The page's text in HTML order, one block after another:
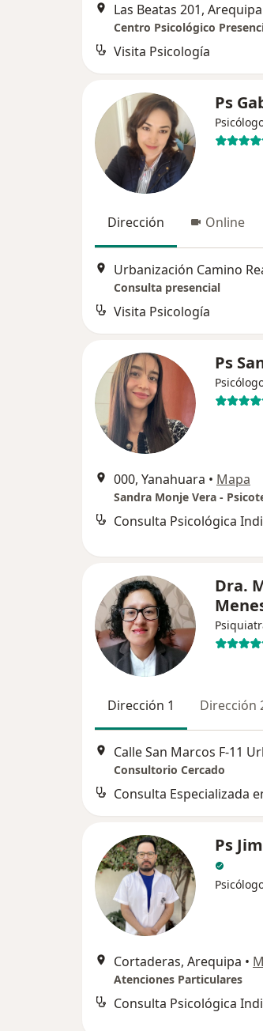
Las Beatas 201, Arequipa
Centro Psicológico
Visita Psicología
Ps
Dirección Online
Consulta presencial
Visita Psicología
Ps
000, Yanahuara • Mapa
Sandra Monje Vera -
Consulta Psicológica
Dra.
Dirección 1 Dirección
Calle San Marcos F-11
Consultorio Cercado
Consulta Especializada
Ps
Cortaderas, Arequipa •
Atenciones Particulares
Consulta Psicológica